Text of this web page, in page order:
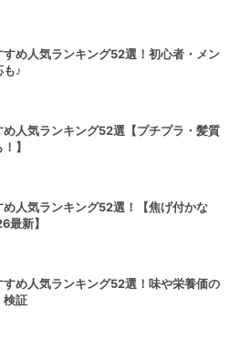
め人気ランキング52選！初心者・メン
も♪
人気ランキング52選【プチプラ・髪質
】
め人気ランキング52選！【焦げ付かな
最新】
すめ人気ランキング52選！味や栄養価の
検証